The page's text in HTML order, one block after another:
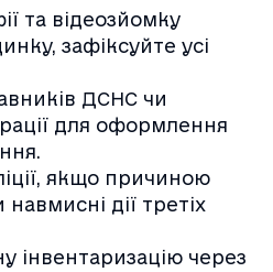
та відеозйомку
зафіксуйте усі
ДСНС чи
для оформлення
якщо причиною
дії третіх
інвентаризацію через